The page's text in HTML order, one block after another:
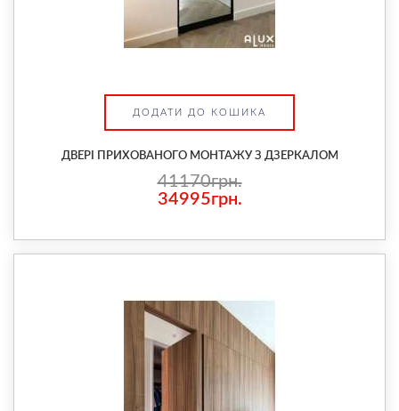
ДОДАТИ ДО КОШИКА
ДВЕРІ ПРИХОВАНОГО МОНТАЖУ З ДЗЕРКАЛОМ
41170грн.
34995грн.